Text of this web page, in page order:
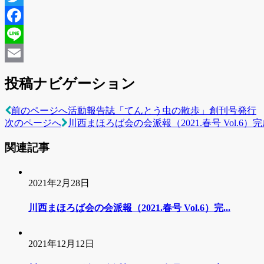
投稿ナビゲーション
前のページへ活動報告誌「てんとう虫の散歩」創刊号発行
次のページへ
川西まほろば会の会派報（2021.春号 Vol.6）
関連記事
2021年2月28日
川西まほろば会の会派報（2021.春号 Vol.6）完...
2021年12月12日